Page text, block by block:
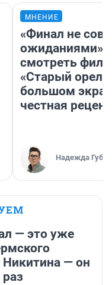
МНЕНИЕ
«Финал не
ожиданиями»:
смотреть
«Старый орел»
большом
честная
Надежда
— это уже
— он